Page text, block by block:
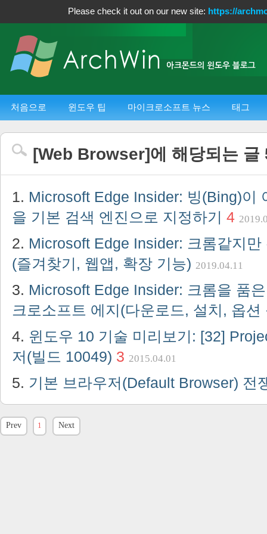
Please check it out on our new site: https://
처음으로 윈도우 팁 마이크로소프트 뉴스 태그
[Web Browser]에 해당되는 글
Microsoft Edge Insider: 빙(Bing)이
을 기본 검색 엔진으로 지정하기 4
Microsoft Edge Insider: 크롬같지
(즐겨찾기, 웹앱, 확장 기능) 2019.04.11
Microsoft Edge Insider: 크롬을 품
크로소프트 에지(다운로드, 설치, 옵
윈도우 10 기술 미리보기: [32]
저(빌드 10049) 3 2015.04.01
기본 브라우저(Default Browser) 전
Prev 1 Next